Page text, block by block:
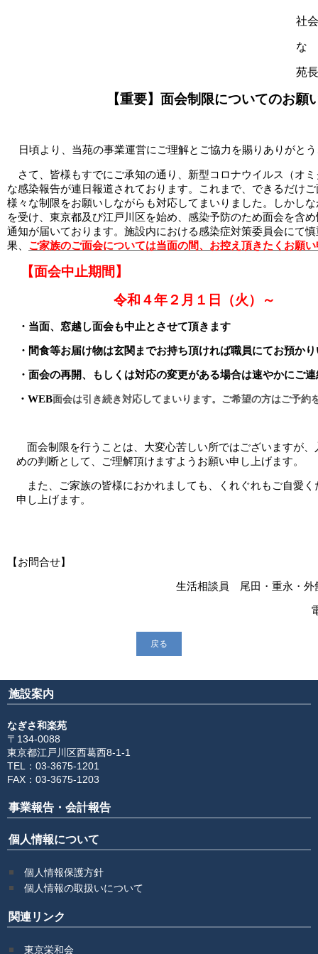
相談窓口一覧
利用対象者一覧
社
な
苑
【重要】面会制限についてのお願
日頃より、当苑の事業運営にご理解とご協力を賜りありがと
さて、皆様もすでにご承知の通り、新型コロナウイルス（オ
な感染報告が連日報道されております。これまで、できるだけ
様々な制限をお願いしながらも対応してまいりました。しかし
を受け、東京都及び江戸川区を始め、感染予防のため面会を含
通知が届いております。施設内における感染症対策委員会にて
果、 ご家族のご面会については当面の間、お控え頂きたくお願
【面会中止期間】
令和４年２月１日（火）～
・当面、窓越し面会も中止とさせて頂きます
・間食等お届け物は玄関までお持ち頂ければ職員にてお預か
・面会の再開、もしくは対応の変更がある場合は速やかにご
・ WEB面会は引き続き対応してまいります。ご希望の方はご予約
面会制限を行うことは、大変心苦しい所ではございますが
めの判断として、ご理解頂けますようお願い申し上げます。
また、ご家族の皆様におかれましても、くれぐれもご自愛
申し上げます。
【お問合せ】
生活相談員 尾田・重永・外
戻る
施設案内
なぎさ和楽苑
〒134-0088
東京都江戸川区西葛西8-1-1
TEL：03-3675-1201
FAX：03-3675-1203
事業報告・会計報告
個人情報について
個人情報保護方針
個人情報の取扱いについて
関連リンク
東京栄和会